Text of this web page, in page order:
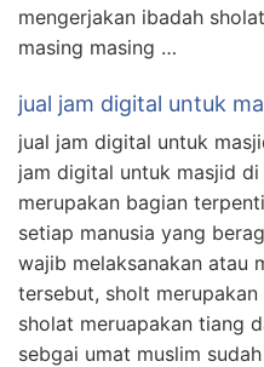
mengerjakan ibadah
masing masing …
jual jam digital untuk
jual jam digital untuk
jam digital untuk masjid
merupakan bagian
setiap manusia yang
wajib melaksanakan atau
tersebut, sholt
sholat meruapakan tiang
sebgai umat muslim